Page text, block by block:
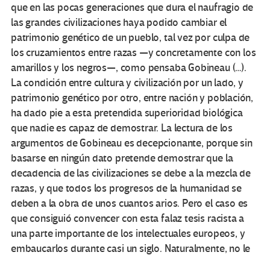
que en las pocas generaciones que dura el naufragio de
las grandes civilizaciones haya podido cambiar el
patrimonio genético de un pueblo, tal vez por culpa de
los cruzamientos entre razas —y concretamente con los
amarillos y los negros—, como pensaba Gobineau (…).
La condición entre cultura y civilización por un lado, y
patrimonio genético por otro, entre nación y población,
ha dado pie a esta pretendida superioridad biológica
que nadie es capaz de demostrar. La lectura de los
argumentos de Gobineau es decepcionante, porque sin
basarse en ningún dato pretende demostrar que la
decadencia de las civilizaciones se debe a la mezcla de
razas, y que todos los progresos de la humanidad se
deben a la obra de unos cuantos arios. Pero el caso es
que consiguió convencer con esta falaz tesis racista a
una parte importante de los intelectuales europeos, y
embaucarlos durante casi un siglo. Naturalmente, no le